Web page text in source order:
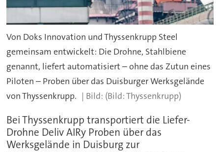
Von Doks Innovation und Thyssenkrupp Steel
gemeinsam entwickelt: Die Drohne, Stahlbiene
genannt, liefert automatisiert – ohne das Zutun eines
Piloten – Proben über das Duisburger Werksgelände
von Thyssenkrupp.
(Bild: Thyssenkrupp)
Bei Thyssenkrupp transportiert die Liefer-
Drohne Deliv AIRy Proben über das
Werksgelände in Duisburg zur